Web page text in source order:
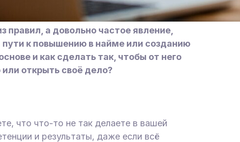
а довольно частое явление,
к повышению в найме или созданию
и как сделать так, чтобы от него
открыть своё дело?
что что-то не так делаете в вашей
и результаты, даже если всё